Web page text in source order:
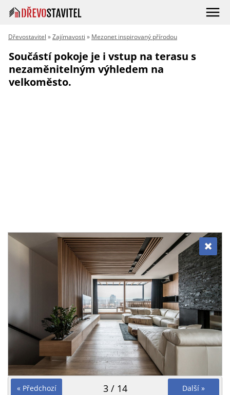
Dřevostavitel »Zajímavosti » Mezonet inspirovaný přírodou
Součástí pokoje je i vstup na terasu s
nezaměnitelným výhledem na
velkoměsto.
« Předchozí Další »
3 / 14